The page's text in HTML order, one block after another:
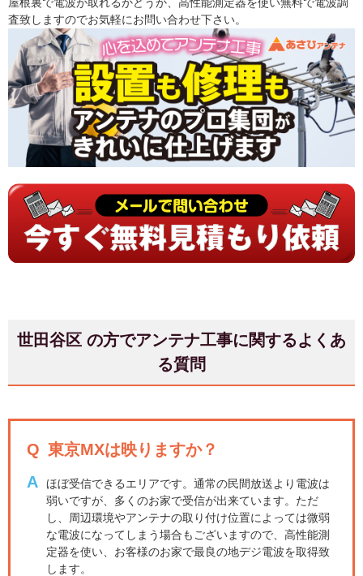
査致しますのでお気軽にお問い合わせ下さい。
世田谷区 の方でアンテナ工事に関するよくあ
る質問
Q 東京MXは映りますか？
A
ほぼ受信できるエリアです。通常の民間放送より電波は
弱いですが、多くのお家で受信が出来ています。ただ
し、周辺環境やアンテナの取り付け位置によっては微弱
な電波になってしまう場合もございますので、高性能測
定器を使い、お客様のお家で最良の地デジ電波を取得致
します。